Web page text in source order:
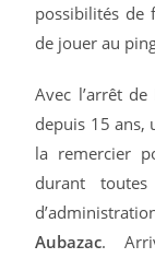
possibilités de
de jouer au
Avec l’arrêt de
depuis 15 ans,
la remercier
durant
Aubazac.